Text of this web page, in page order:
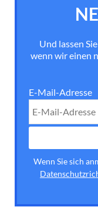
Und lassen
wenn wir einen
E-Mail-Adresse
Wenn Sie sich